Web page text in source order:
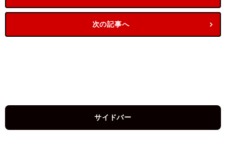
次の記事へ
サイドバー